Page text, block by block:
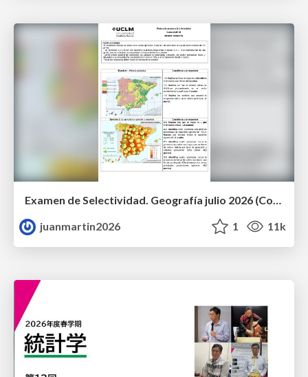
juanmartin2026
1 11k